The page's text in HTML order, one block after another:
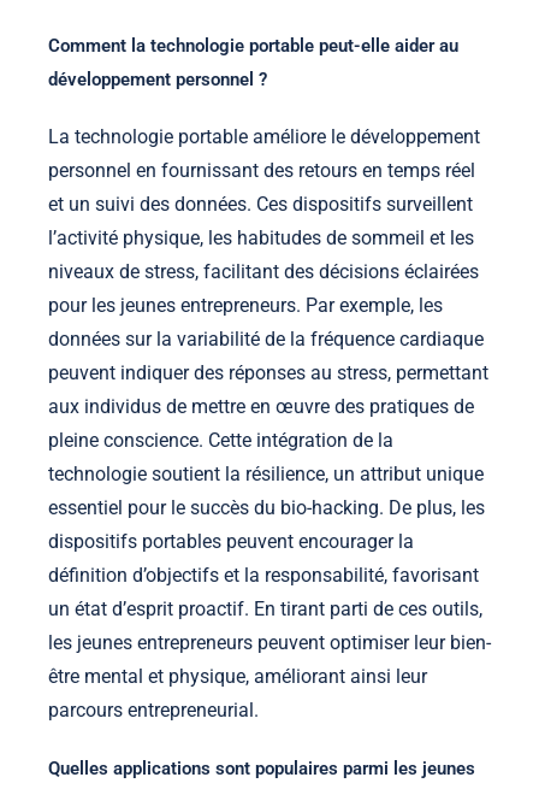
Comment la technologie portable peut-elle aider au
développement personnel ?
La technologie portable améliore le développement
personnel en fournissant des retours en temps réel
et un suivi des données. Ces dispositifs surveillent
l’activité physique, les habitudes de sommeil et les
niveaux de stress, facilitant des décisions éclairées
pour les jeunes entrepreneurs. Par exemple, les
données sur la variabilité de la fréquence cardiaque
peuvent indiquer des réponses au stress, permettant
aux individus de mettre en œuvre des pratiques de
pleine conscience. Cette intégration de la
technologie soutient la résilience, un attribut unique
essentiel pour le succès du bio-hacking. De plus, les
dispositifs portables peuvent encourager la
définition d’objectifs et la responsabilité, favorisant
un état d’esprit proactif. En tirant parti de ces outils,
les jeunes entrepreneurs peuvent optimiser leur bien-
être mental et physique, améliorant ainsi leur
parcours entrepreneurial.
Quelles applications sont populaires parmi les jeunes